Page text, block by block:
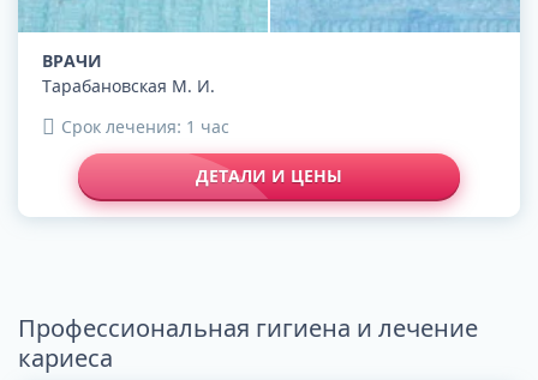
ВРАЧИ
Тарабановская М. И.
Срок лечения: 1 час
ДЕТАЛИ И ЦЕНЫ
Профессиональная гигиена и лечение
кариеса